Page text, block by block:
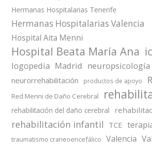
Hermanas Hospitalarias Tenerife
Hermanas Hospitalarias Valencia
Hospital Aita Menni
Hospital Beata María Ana
logopedia Madrid neuropsicología
neurorrehabilitación productos de apoyo
Red Menni de Daño Cerebral
rehabilitación del daño cerebral
rehabilitación infantil TCE
traumatismo craneoencefálico Valencia